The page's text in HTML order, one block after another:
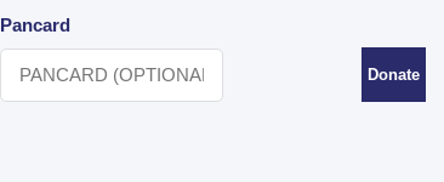
Pancard
Donate